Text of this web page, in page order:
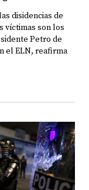
disidencias de
víctimas son los
Petro de
el ELN, reafirma